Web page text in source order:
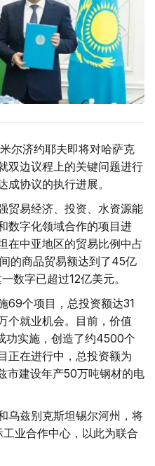
尔济约耶夫即将对哈萨克
双边议程上的关键问题进行
协议的执行进展。
贸易经济、投资、水资源能
数字化领域合作的项目进
在中亚地区的贸易比例中占
的商品贸易额达到了45亿
数字已超过12亿美元。
69个项目，总投资额达31
个就业机会。目前，价值
功实施，创造了约4500个
正在进行中，总投资额为
市建设年产50万吨钢材的电
乌兹别克斯坦锡尔河州，将
业合作中心，以此为联合